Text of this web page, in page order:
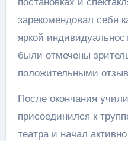
зарекомендовал себя
яркой
были отмечены
положительными
После окончания
присоединился к
театра и начал